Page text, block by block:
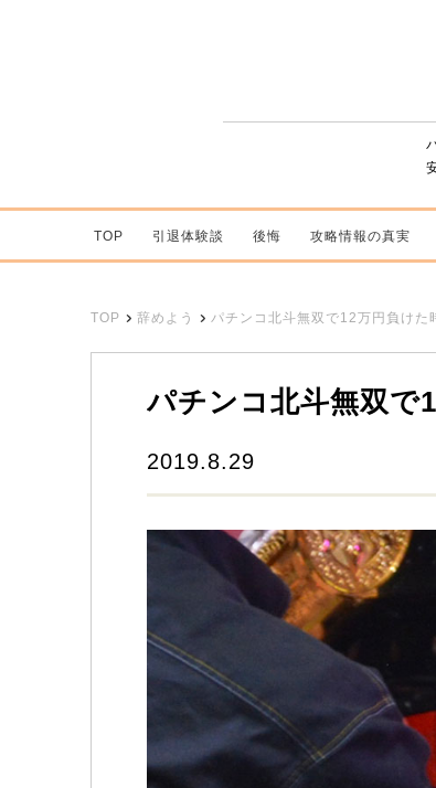
TOP 引退体験談 後悔 攻略情報の真実
TOP 辞めよう パチンコ北斗無双で12万円負けた
パチンコ北斗無双で
2019.8.29